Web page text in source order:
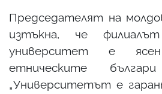
Председателят на
изтъкна, че
университет е
етническите
„Университетът е